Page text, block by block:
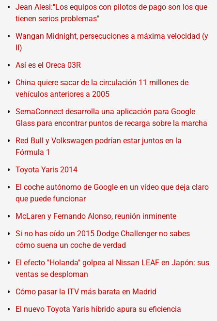
Jean Alesi:"Los equipos con pilotos de pago son los que
tienen serios problemas"
Wangan Midnight, persecuciones a máxima velocidad (y
II)
Así es el Oreca 03R
China quiere sacar de la circulación 11 millones de
vehículos anteriores a 2005
SemaConnect desarrolla una aplicación para Google
Glass para encontrar puntos de recarga sobre la marcha
Red Bull y Volkswagen podrían estar juntos en la
Fórmula 1
Toyota Yaris 2014
El coche autónomo de Google en un vídeo que deja claro
que puede funcionar
McLaren y Fernando Alonso, reunión inminente
Si no has oído un 2015 Dodge Challenger no sabes
cómo suena un coche de verdad
El efecto "Holanda" golpea al Nissan LEAF en Japón: sus
ventas se desploman
Cómo pasar la ITV más barata en Madrid
El nuevo Toyota Yaris híbrido apura su eficiencia